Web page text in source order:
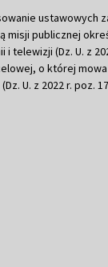
ustawowych
misji publicznej
i telewizji (Dz. U. z
o której mowa
U. z 2022 r. poz.